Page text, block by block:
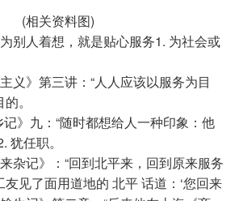
(相关资料图)
别人着想，就是贴心服务1. 为社会或
义》第三讲：“人人应该以服务为目
。
记》九：“随时都想给人一种印象：他
犹任职。
杂记》：“回到北平来，回到原来服务
见了面用道地的 北平 话道：‘您回来